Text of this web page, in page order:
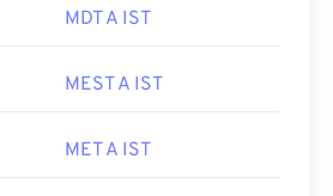
MDT A IST
MEST A IST
MET A IST